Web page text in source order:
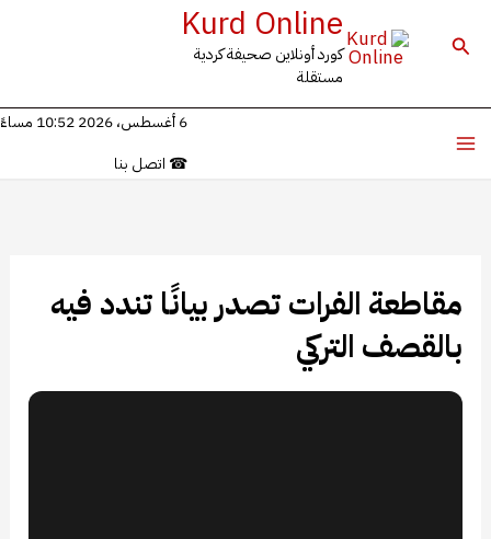
البحث Kurd Online
كورد أونلاين صحيفة كردية
مستقلة
6 أغسطس، 2026 10:52 مساءً
☎ اتصل بنا
مقاطعة الفرات تصدر بيانًا تندد فيه
بالقصف التركي